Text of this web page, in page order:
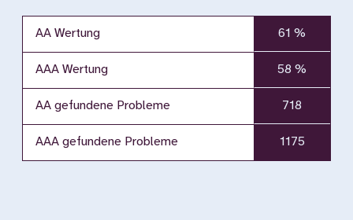
AA Wertung 61 %
AAA Wertung 58 %
AA gefundene Probleme 718
AAA gefundene Probleme 1175